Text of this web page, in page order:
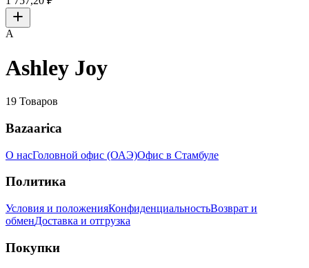
A
Ashley Joy
19 Товаров
Bazaarica
О насГоловной офис (ОАЭ)Офис в Стамбуле
Политика
Условия и положенияКонфиденциальностьВозврат и
обменДоставка и отгрузка
Покупки